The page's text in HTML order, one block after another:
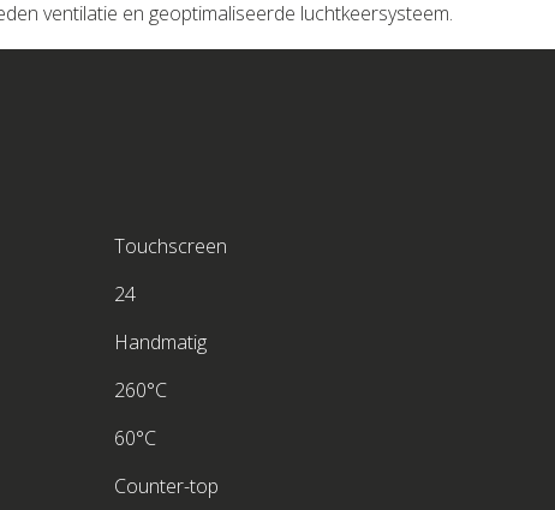
ventilatie en geoptimaliseerde luchtkeersysteem.
Touchscreen
24
Handmatig
260°C
60°C
Counter-top